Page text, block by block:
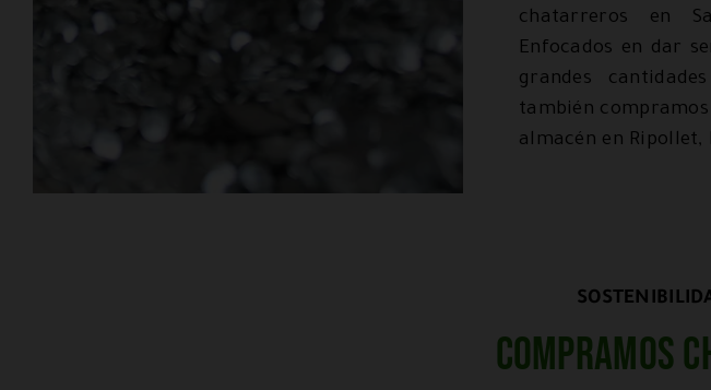
chatarreros en
Enfocados en dar
grandes
también
almacén en Ripollet,
Compramos